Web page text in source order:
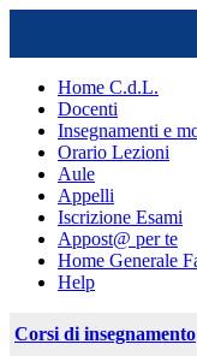
Home C.d.L.
Docenti
Insegnamenti e
Orario Lezioni
Aule
Appelli
Iscrizione Esami
Appost@ per te
Home Generale
Help
Corsi di insegnamento